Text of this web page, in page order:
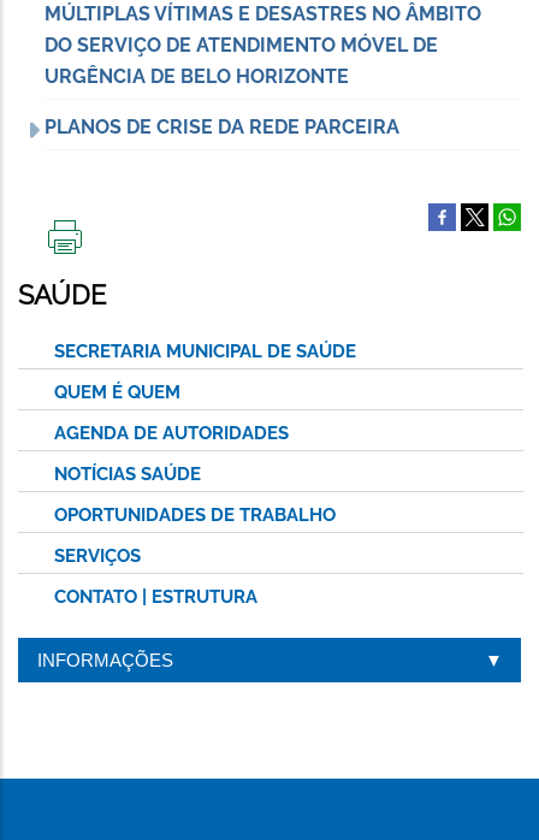
MÚLTIPLAS VÍTIMAS E DESASTRES NO ÂMBITO
DO SERVIÇO DE ATENDIMENTO MÓVEL DE
URGÊNCIA DE BELO HORIZONTE
PLANOS DE CRISE DA REDE PARCEIRA
ESTA
PÁGINA
SAÚDE
SECRETARIA MUNICIPAL DE SAÚDE
QUEM É QUEM
AGENDA DE AUTORIDADES
NOTÍCIAS SAÚDE
OPORTUNIDADES DE TRABALHO
SERVIÇOS
CONTATO | ESTRUTURA
INFORMAÇÕES